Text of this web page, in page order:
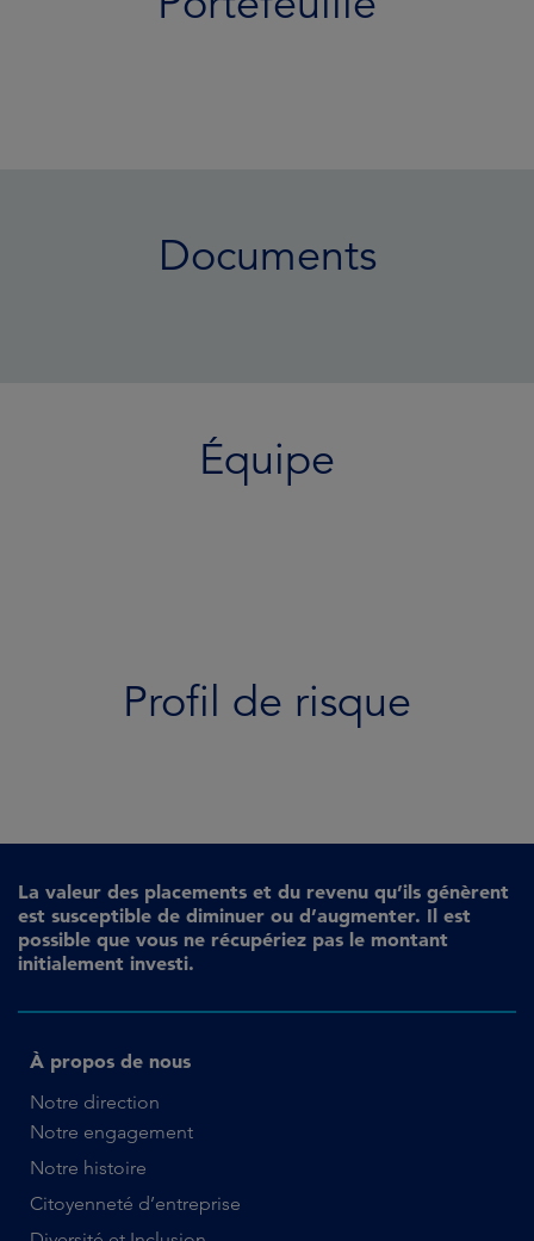
Documents
Équipe
Profil de risque
La valeur des placements et du revenu qu’ils génèrent
est susceptible de diminuer ou d’augmenter. Il est
possible que vous ne récupériez pas le montant
initialement investi.
À propos de nous
Notre direction
Notre engagement
Notre histoire
Citoyenneté d’entreprise